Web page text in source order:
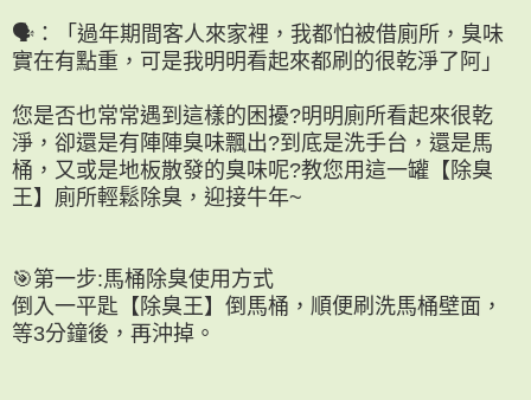
🗣：「過年期間客人來家裡，我都怕被借廁所，臭味
實在有點重，可是我明明看起來都刷的很乾淨了阿」
您是否也常常遇到這樣的困擾?明明廁所看起來很乾
淨，卻還是有陣陣臭味飄出?到底是洗手台，還是馬
桶，又或是地板散發的臭味呢?教您用這一罐【除臭
王】廁所輕鬆除臭，迎接牛年~
🎯第一步:馬桶除臭使用方式
倒入一平匙【除臭王】倒馬桶，順便刷洗馬桶壁面，
等3分鐘後，再沖掉。